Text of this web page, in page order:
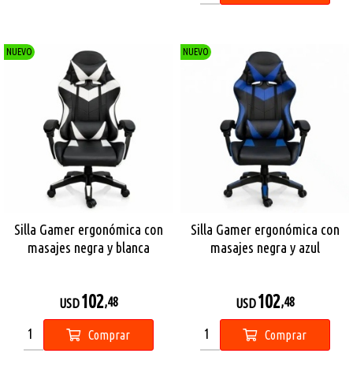
NUEVO
Silla Gamer ergonómica con
masajes negra y blanca
USD102,48
Comprar
NUEVO
Silla Gamer ergonómica con
masajes negra y azul
USD102,48
Comprar